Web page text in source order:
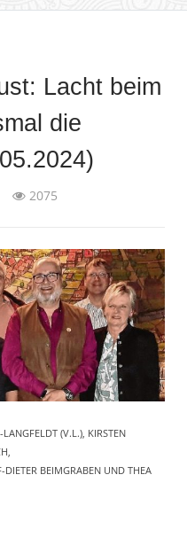
Lacht beim
die
2075
(V.L.), KIRSTEN
BEIMGRABEN UND THEA